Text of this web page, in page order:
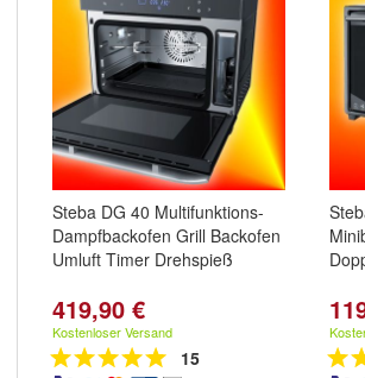
Steba DG 40 Multifunktions-
Dampfbackofen Grill Backofen
Umluft Timer Drehspieß
419,90 €
Kostenloser Versand
15